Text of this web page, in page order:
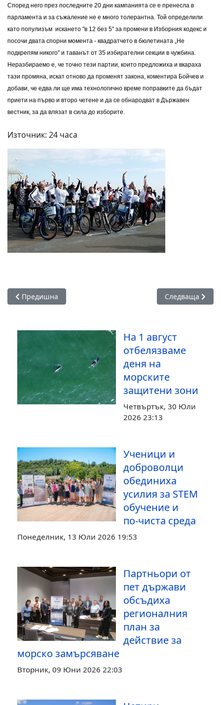
Според него през последните 20 дни кампанията се е пренесла в
парламента и за съжаление не е много толерантна. Той определили
като популизъм искането "в 12 без 5" за промени в Изборния кодекс и
посочи двата спорни момента - квадратчето в бюлетината „Не
подкрепям никого" и таванът от 35 избирателни секции в чужбина.
Неразбираемо е, че точно тези партии, които предложиха и вкараха
тази промяна, искат отново да променят закона, коментира Бойчев и
добави, че едва ли ще има технологично време поправките да бъдат
приети на първо и второ четене и да се обнародват в Държавен
вестник, за да влязат в сила до изборите.
Източник: 24 часа
Предишна статия: Прокуратурата разследва побой над
Предишна Следваща
Следваща
На 1 август
отбелязваме
деня на
морските
защитени зони
Четвъртък, 30 Юли
2026 23:13
Ученици и
доброволци
обединиха
усилия за STEM
обучение и
по‑чиста среда
Понеделник, 13 Юли 2026 19:53
Партньори от
пет държави
обсъдиха
регионалния
план за
действие за
морско замърсяване
Вторник, 09 Юни 2026 22:03